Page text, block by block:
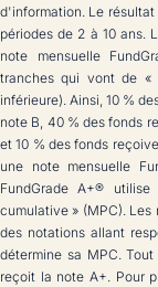
d'information. Le
périodes de 2 à 10 ans.
note mensuelle
tranches qui vont de «
inférieure). Ainsi, 10 %
note B, 40 % des fonds
et 10 % des fonds
une note mensuelle
FundGrade A+®
cumulative » (MPC). Les
des notations allant
détermine sa MPC.
reçoit la note A+. Pour